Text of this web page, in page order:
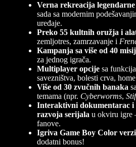
Verna rekreacija
sada sa modernim
uređaje.
Preko 55 kultnih oružja i
zemljotres, zamrzavanje i
Kampanja sa više od 40
za jednog igrača.
Multiplayer opcije sa
savezništva, bolesti crva,
Više od 30 zvučnih banaka
temama (npr. Cyberworms,
Interaktivni dokumentarac i
razvoja serijala u okviru igre
fanove.
Igriva Game Boy Color
dodatni bonus!